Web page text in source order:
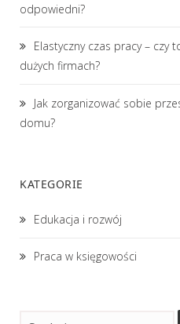
odpowiedni?
Elastyczny czas pracy – czy
dużych firmach?
Jak zorganizować sobie
domu?
KATEGORIE
Edukacja i rozwój
Praca w księgowości